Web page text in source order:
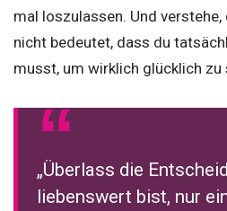
mal loszulassen. Und
nicht bedeutet, dass du
musst, um wirklich glücklich zu
„Überlass die
liebenswert bist, nur